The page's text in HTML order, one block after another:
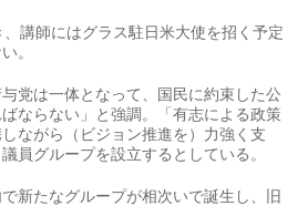
講師にはグラス駐日米大使を招く予定
。
党は一体となって、国民に約束した公
ならない」と強調。「有志による政策
ながら（ビジョン推進を）力強く支
員グループを設立するとしている。
新たなグループが相次いで誕生し、旧